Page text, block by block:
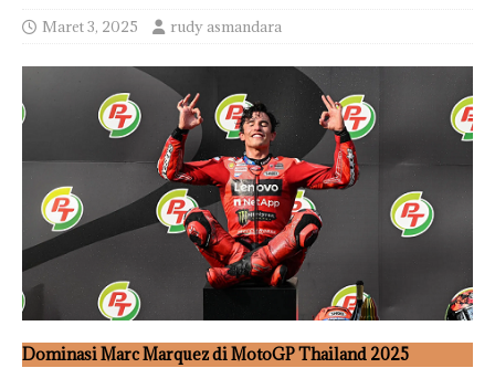
Maret 3, 2025 rudy asmandara
Dominasi Marc Marquez di MotoGP Thailand 2025